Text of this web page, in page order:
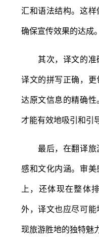
汇和语法结构。这
确保宣传效果的达成。
其次，译文的准
译文的拼写正确，
达原文信息的精确性
才能有效地吸引和引
最后，在翻译旅
感和文化内涵。审
上，还体现在整体
外，译文也应尽可
现旅游胜地的独特魅